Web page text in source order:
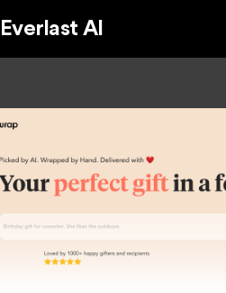
Everlast AI